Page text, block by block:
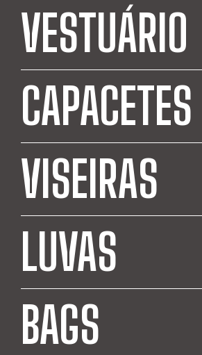
VESTUÁRIO
CAPACETES
VISEIRAS
LUVAS
BAGS